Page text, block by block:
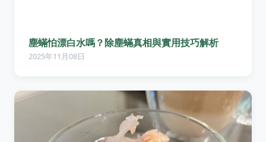
塵蟎怕漂白水嗎？除塵蟎真相與實用技巧解析
2025年11月08日